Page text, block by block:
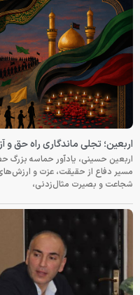
اربعین؛ تجلی ماندگاری راه حق و
اربعین حسینی، یادآور حماسه بزرگ
مسیر دفاع از حقیقت، عزت و
شجاعت و بصیرت مثال‌زدنی،